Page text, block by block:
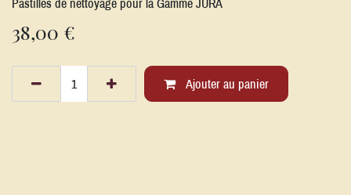
38,00 €
Ajouter au panier